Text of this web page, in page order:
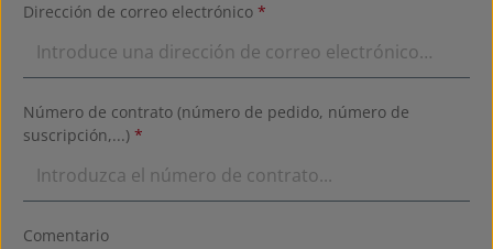
Dirección de correo electrónico *
Número de contrato (número de pedido, número de
suscripción,...) *
Comentario